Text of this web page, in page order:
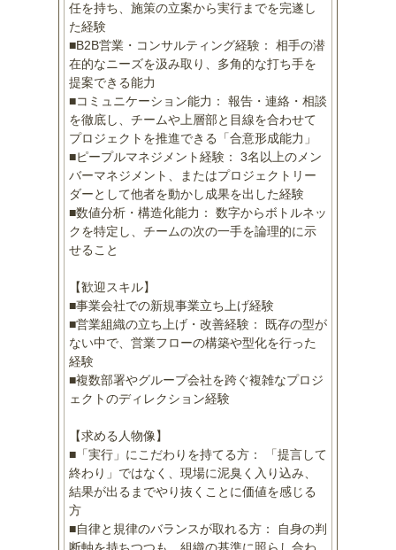
任を持ち、施策の立案から実行までを完遂し
た経験
■B2B営業・コンサルティング経験： 相手の潜
在的なニーズを汲み取り、多角的な打ち手を
提案できる能力
■コミュニケーション能力： 報告・連絡・相談
を徹底し、チームや上層部と目線を合わせて
プロジェクトを推進できる「合意形成能力」
■ピープルマネジメント経験： 3名以上のメン
バーマネジメント、またはプロジェクトリー
ダーとして他者を動かし成果を出した経験
■数値分析・構造化能力： 数字からボトルネッ
クを特定し、チームの次の一手を論理的に示
せること
【歓迎スキル】
■事業会社での新規事業立ち上げ経験
■営業組織の立ち上げ・改善経験： 既存の型が
ない中で、営業フローの構築や型化を行った
経験
■複数部署やグループ会社を跨ぐ複雑なプロジ
ェクトのディレクション経験
【求める人物像】
■「実行」にこだわりを持てる方： 「提言して
終わり」ではなく、現場に泥臭く入り込み、
結果が出るまでやり抜くことに価値を感じる
方
■自律と規律のバランスが取れる方： 自身の判